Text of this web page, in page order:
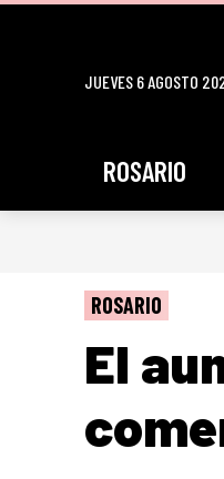
JUEVES 6 AGOSTO
ROSARIO
ROSARIO
El